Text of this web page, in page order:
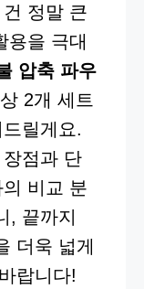
정말 큰
용을 극대
압축 파우
2개 세트
릴게요.
점과 단
비교 분
, 끝까지
더욱 넓게
랍니다!